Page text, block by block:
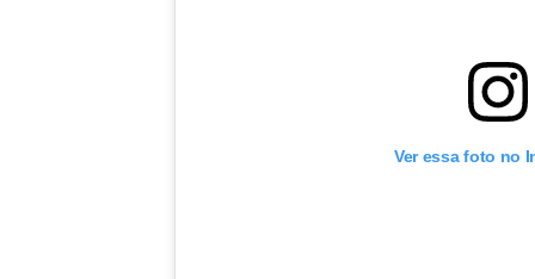
Ver essa foto no